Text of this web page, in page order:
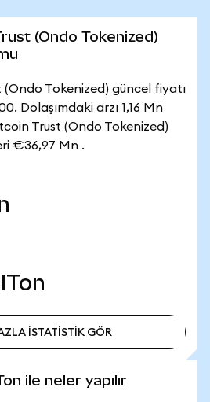
(Ondo Tokenized)
(Ondo Tokenized) güncel fiyatı
Dolaşımdaki arzı 1,16 Mn
Trust (Ondo Tokenized)
€36,97 Mn .
İSTATİSTİK GÖR
ile neler yapılır